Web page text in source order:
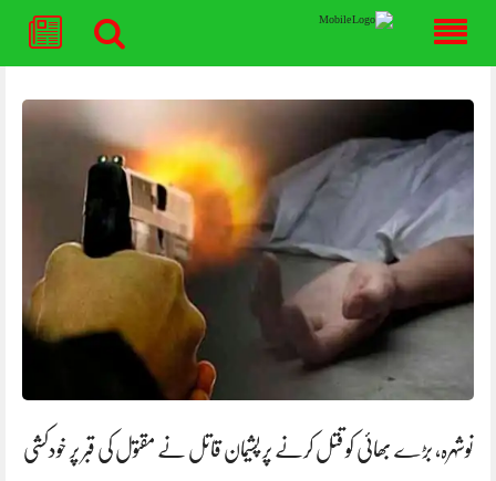
content
نوشہرہ، بڑے بھائی کو قتل کرنے پر پشیمان قاتل نے مقتول کی قبر پر خودکشی